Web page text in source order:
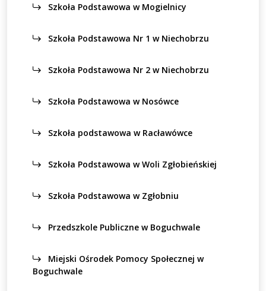
Szkoła Podstawowa w Mogielnicy
Szkoła Podstawowa Nr 1 w Niechobrzu
Szkoła Podstawowa Nr 2 w Niechobrzu
Szkoła Podstawowa w Nosówce
Szkoła podstawowa w Racławówce
Szkoła Podstawowa w Woli Zgłobieńskiej
Szkoła Podstawowa w Zgłobniu
Przedszkole Publiczne w Boguchwale
Miejski Ośrodek Pomocy Społecznej w
Boguchwale